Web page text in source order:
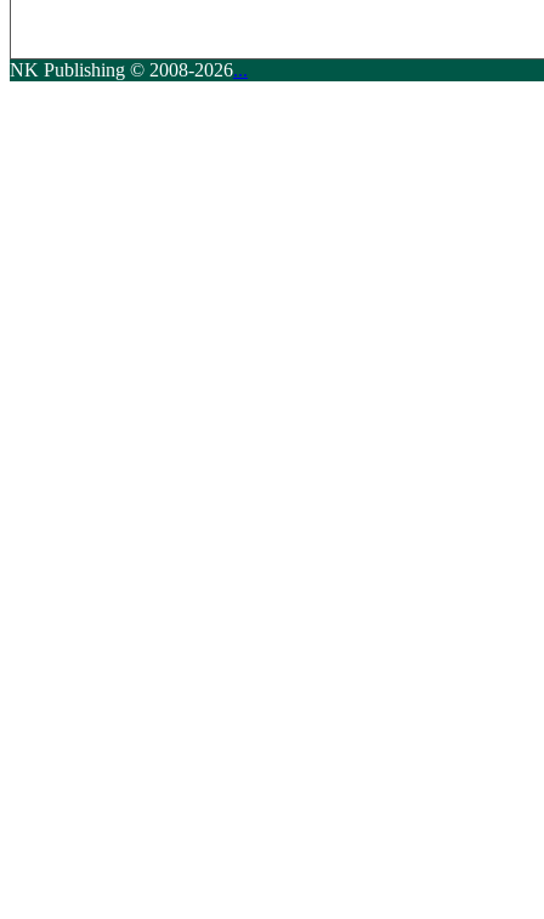
NK Publishing © 2008-2026...